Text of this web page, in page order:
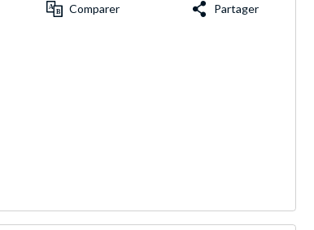
Comparer Partager